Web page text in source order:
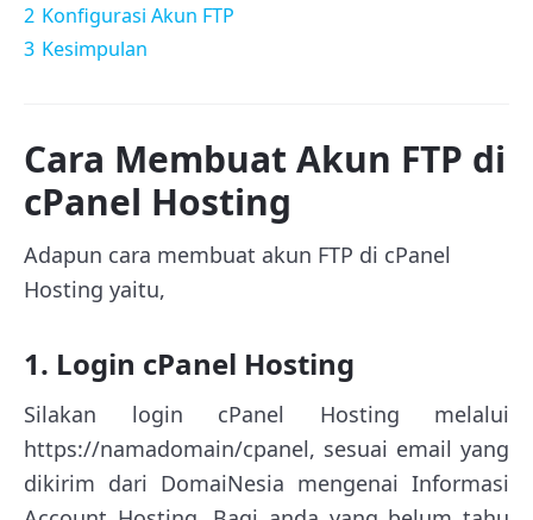
2 Konfigurasi Akun FTP
3 Kesimpulan
Cara Membuat Akun FTP di
cPanel Hosting
Adapun cara membuat akun FTP di cPanel
Hosting yaitu,
1. Login cPanel Hosting
Silakan login cPanel Hosting melalui
https://namadomain/cpanel, sesuai email yang
dikirim dari DomaiNesia mengenai Informasi